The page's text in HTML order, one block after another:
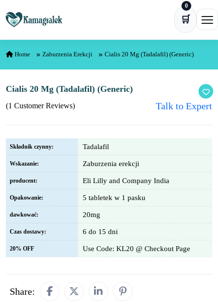
🛒
0
Home Zaburzenia Erekcji Cialis 20 Mg (Tadalafil) (Generic)
Cialis 20 Mg (Tadalafil) (Generic)
(1 Customer Reviews) Talk to Expert
Składnik czynny: Tadalafil
Wskazanie: Zaburzenia erekcji
producent: Eli Lilly and Company India
Opakowanie: 5 tabletek w 1 pasku
dawkować: 20mg
Czas dostawy: 6 do 15 dni
20% OFF Use Code: KL20 @ Checkout Page
Share: